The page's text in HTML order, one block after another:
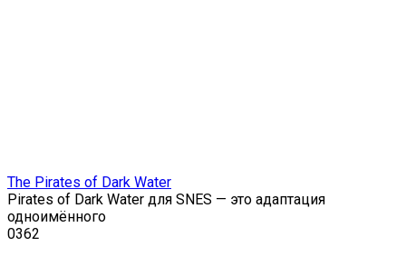
The Pirates of Dark Water
Pirates of Dark Water для SNES — это адаптация
одноимённого
0362